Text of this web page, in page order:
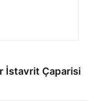
İstavrit Çaparisi